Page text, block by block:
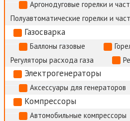
Аргонодуговые горелки и
Полуавтоматические горелки и
Газосварка
Баллоны газовые
Регуляторы расхода газа
Электрогенераторы
Аксессуары для генераторов
Компрессоры
Автомобильные компрессоры